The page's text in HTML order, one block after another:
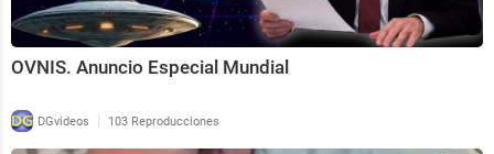
OVNIS. Anuncio Especial Mundial
DGvideos | 103 Reproducciones